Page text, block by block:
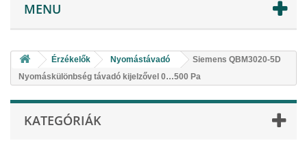
MENU
Érzékelők Nyomástávadó
Siemens QBM3020-5D
Nyomáskülönbség távadó kijelzővel 0…500 Pa
KATEGÓRIÁK